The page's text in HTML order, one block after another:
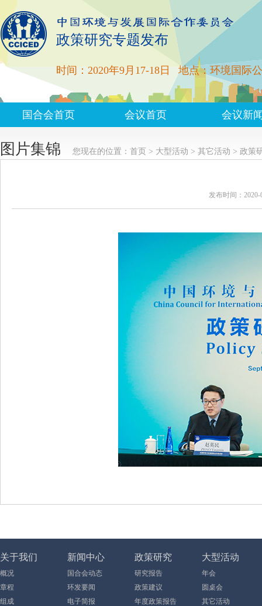
政策研究专题发布
时间：2020年9月17-18日 地点：环境国际
国合会首页 会议首页 会议新
图片集锦 您现在的位置： 首页 > 大型活动 > 其它活动 > 政策
发布时间：2020-
关于我们
概况
章程
组成
新闻中心
国合会动态
环发要闻
电子简报
政策研究
研究报告
政策建议
年度政策报告
大型活动
年会
圆桌会
其它活动